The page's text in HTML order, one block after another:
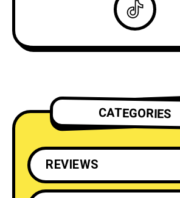
CATEGORIES
REVIEWS